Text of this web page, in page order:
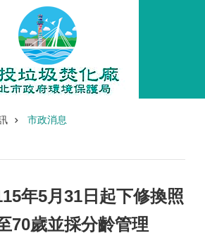
市政消息
年5月31日起下修換照
70歲並採分齡管理